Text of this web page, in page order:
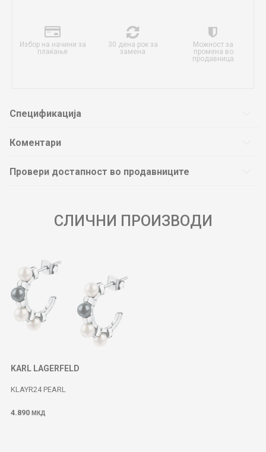
Избор на начини за
плаќање
30 дена рок за
замена
Можност за
промена во
продавница
Спецификација
Коментари
Провери достапност во продавниците
СЛИЧНИ ПРОИЗВОДИ
KARL LAGERFELD
KLAYR24 PEARL
4.890 МКД